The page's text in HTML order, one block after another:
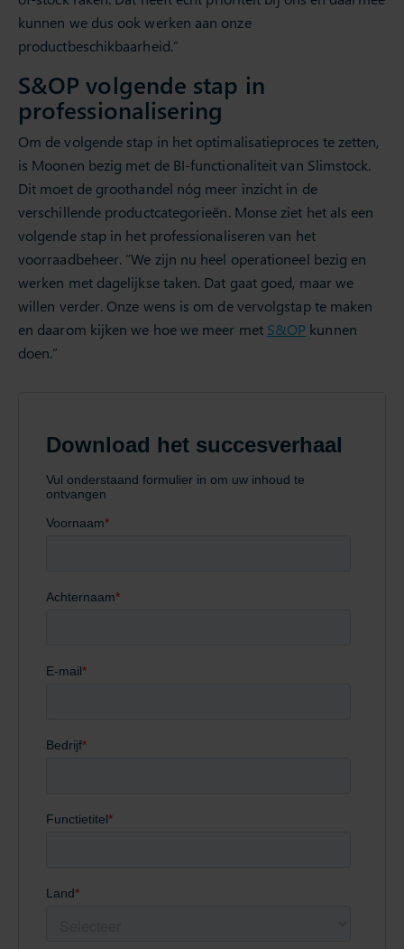
kunnen we dus ook werken aan onze
productbeschikbaarheid.”
S&OP volgende stap in
professionalisering
Om de volgende stap in het optimalisatieproces te zetten,
is Moonen bezig met de BI-functionaliteit van Slimstock.
Dit moet de groothandel nóg meer inzicht in de
verschillende productcategorieën. Monse ziet het als een
volgende stap in het professionaliseren van het
voorraadbeheer. “We zijn nu heel operationeel bezig en
werken met dagelijkse taken. Dat gaat goed, maar we
willen verder. Onze wens is om de vervolgstap te maken
en daarom kijken we hoe we meer met S&OP kunnen
doen.”